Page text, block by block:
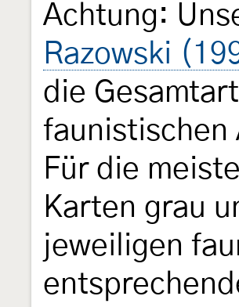
Achtung:
Razowski
die
faunistischen
Für die
Karten grau
jeweiligen